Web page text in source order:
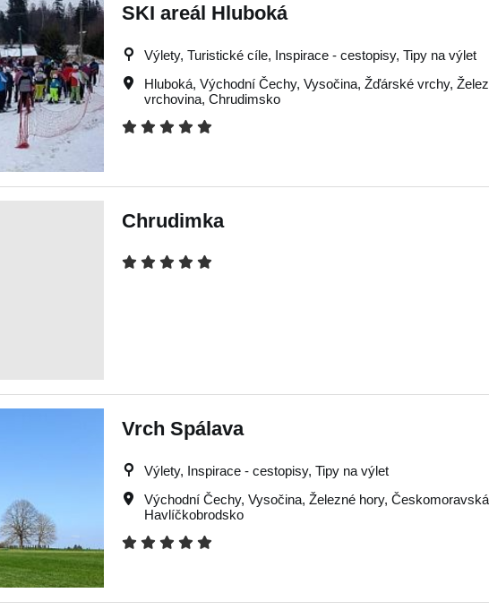
SKI areál Hluboká
Výlety, Turistické cíle, Inspirace - cestopisy, Tipy na výlet
Hluboká, Východní Čechy, Vysočina, Žďárské vrchy,
vrchovina, Chrudimsko
Chrudimka
Vrch Spálava
Výlety, Inspirace - cestopisy, Tipy na výlet
Východní Čechy, Vysočina, Železné hory,
Havlíčkobrodsko